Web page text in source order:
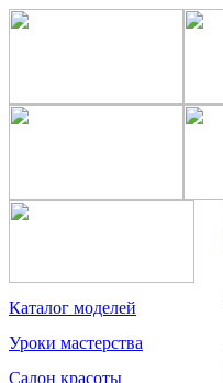
Каталог моделей
Уроки мастерства
Салон красоты